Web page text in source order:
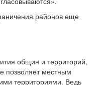
районов еще
общин и территорий,
позволяет местным
территориями. Ведь